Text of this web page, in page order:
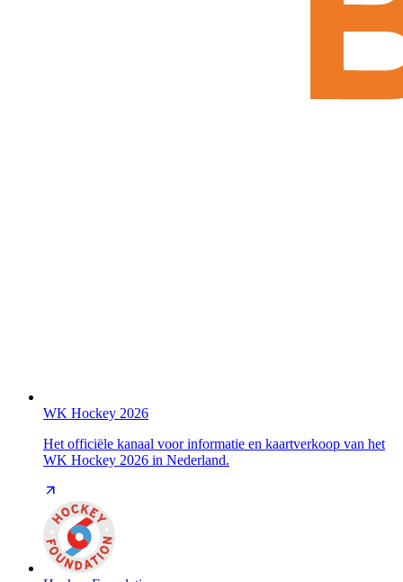
WK Hockey 2026
Het officiële kanaal voor informatie en kaartverkoop van het
WK Hockey 2026 in Nederland.